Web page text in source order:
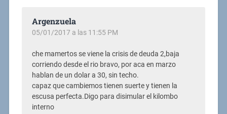
Argenzuela
05/01/2017 a las 11:55 PM
che mamertos se viene la crisis de deuda 2,baja
corriendo desde el rio bravo, por aca en marzo
hablan de un dolar a 30, sin techo.
capaz que cambiemos tienen suerte y tienen la
escusa perfecta.Digo para disimular el kilombo
interno